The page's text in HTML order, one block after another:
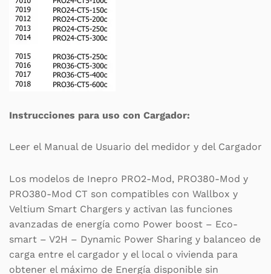
Instrucciones para uso con Cargador:
Leer el Manual de Usuario del medidor y del Cargador
Los modelos de Inepro PRO2-Mod, PRO380-Mod y
PRO380-Mod CT son compatibles con Wallbox y
Veltium Smart Chargers y activan las funciones
avanzadas de energía como Power boost – Eco-
smart – V2H – Dynamic Power Sharing y balanceo de
carga entre el cargador y el local o vivienda para
obtener el máximo de Energía disponible sin